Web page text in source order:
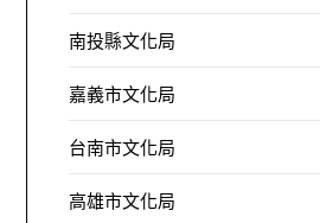
南投縣文化局
嘉義市文化局
台南市文化局
高雄市文化局